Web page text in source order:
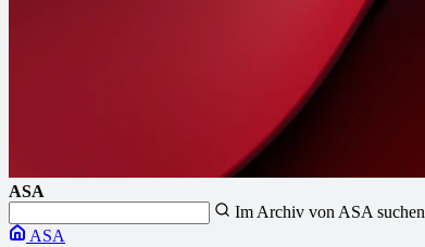
ASA
Im Archiv von ASA suchen
ASA